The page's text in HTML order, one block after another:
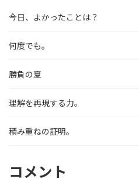
今日、よかったことは？
何度でも。
勝負の夏
理解を再現する力。
積み重ねの証明。
コメント